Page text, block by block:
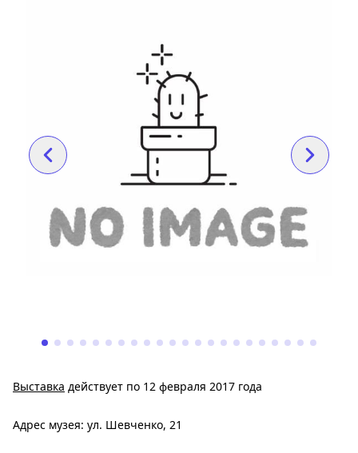
Выставка действует по 12 февраля 2017 года
Адрес музея: ул. Шевченко, 21